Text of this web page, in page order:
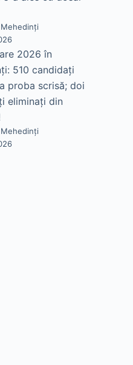
2026 în
510 candidați
proba scrisă; doi
eliminați din